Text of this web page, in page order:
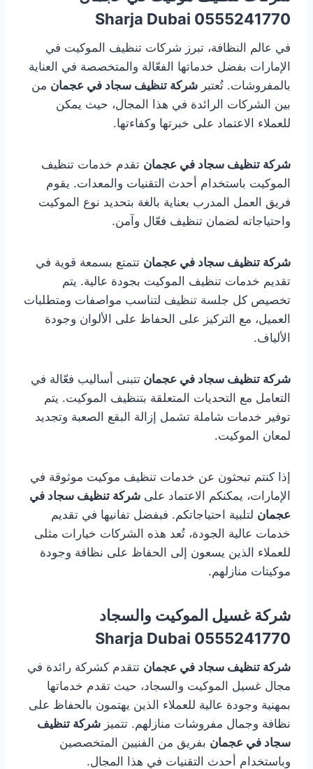
0555241770 Sharja Dubai
في عالم النظافة، تبرز شركات تنظيف الموكيت في
الإمارات بفضل خدماتها الفعّالة والمتخصصة في العناية
بالمفروشات. تُعتبر شركة تنظيف سجاد في عجمان من
بين الشركات الرائدة في هذا المجال، حيث يمكن
للعملاء الاعتماد على خبرتها وكفاءتها.
شركة تنظيف سجاد في عجمان تقدم خدمات تنظيف
الموكيت باستخدام أحدث التقنيات والمعدات. يقوم
فريق العمل المدرب بعناية بالغة بتحديد نوع الموكيت
واحتياجاته لضمان تنظيف فعّال وآمن.
شركة تنظيف سجاد في عجمان تتمتع بسمعة قوية في
تقديم خدمات تنظيف الموكيت بجودة عالية. يتم
تخصيص كل جلسة تنظيف لتناسب مواصفات ومتطلبات
العميل، مع التركيز على الحفاظ على الألوان وجودة
الألياف.
شركة تنظيف سجاد في عجمان تتبنى أساليب فعّالة في
التعامل مع التحديات المتعلقة بتنظيف الموكيت. يتم
توفير خدمات شاملة تشمل إزالة البقع الصعبة وتجديد
لمعان الموكيت.
إذا كنتم تبحثون عن خدمات تنظيف موكيت موثوقة في
الإمارات، يمكنكم الاعتماد على شركة تنظيف سجاد في
عجمان لتلبية احتياجاتكم. فبفضل تفانيها في تقديم
خدمات عالية الجودة، تُعد هذه الشركات خيارات مثلى
للعملاء الذين يسعون إلى الحفاظ على نظافة وجودة
موكيتات منازلهم.
شركة غسيل الموكيت والسجاد
0555241770 Sharja Dubai
شركة تنظيف سجاد في عجمان تتقدم كشركة رائدة في
مجال غسيل الموكيت والسجاد، حيث تقدم خدماتها
بمهنية وجودة عالية للعملاء الذين يهتمون بالحفاظ على
نظافة وجمال مفروشات منازلهم. تتميز شركة تنظيف
سجاد في عجمان بفريق من الفنيين المتخصصين
وباستخدام أحدث التقنيات في هذا المجال.